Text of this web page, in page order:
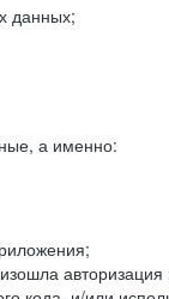
данных;
а именно: